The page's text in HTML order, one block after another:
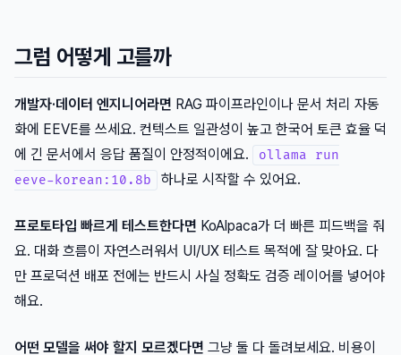
그럼 어떻게 고를까
개발자·데이터 엔지니어라면 RAG 파이프라인이나 문서 처리 자동
화에 EEVE를 쓰세요. 컨텍스트 일관성이 높고 한국어 토큰 효율 덕
에 긴 문서에서 응답 품질이 안정적이에요.
ollama run
eeve-korean:10.8b
하나로 시작할 수 있어요.
프로토타입 빠르게 테스트한다면 KoAlpaca가 더 빠른 피드백을 줘
요. 대화 흐름이 자연스러워서 UI/UX 테스트 목적에 잘 맞아요. 다
만 프로덕션 배포 전에는 반드시 사실 정확도 검증 레이어를 넣어야
해요.
어떤 모델을 써야 할지 모르겠다면 그냥 둘 다 돌려보세요. 비용이